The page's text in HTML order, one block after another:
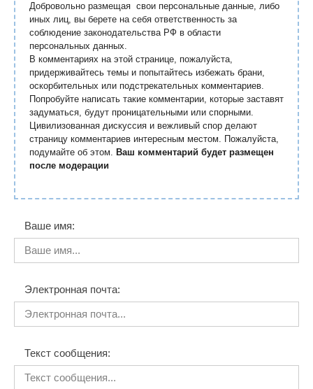
Добровольно размещая свои персональные данные, либо
иных лиц, вы берете на себя ответственность за
соблюдение законодательства РФ в области
персональных данных.
В комментариях на этой странице, пожалуйста,
придерживайтесь темы и попытайтесь избежать брани,
оскорбительных или подстрекательных комментариев.
Попробуйте написать такие комментарии, которые заставят
задуматься, будут проницательными или спорными.
Цивилизованная дискуссия и вежливый спор делают
страницу комментариев интересным местом. Пожалуйста,
подумайте об этом. Ваш комментарий будет размещен
после модерации
Ваше имя:
Электронная почта:
Текст сообщения: